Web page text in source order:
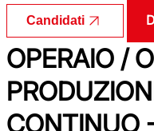
Candidati
OPERAIO /
CONTINUO